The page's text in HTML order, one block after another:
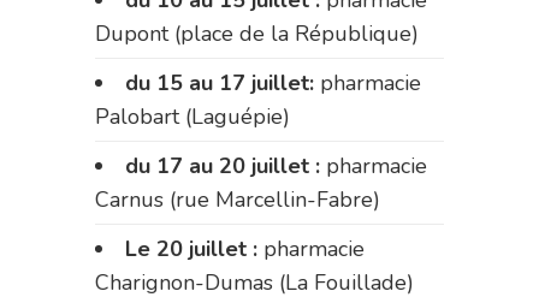
Dupont (place de la République)
du 15 au 17 juillet: pharmacie
Palobart (Laguépie)
du 17 au 20 juillet : pharmacie
Carnus (rue Marcellin-Fabre)
Le 20 juillet : pharmacie
Charignon-Dumas (La Fouillade)